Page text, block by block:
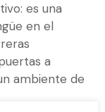
es una
en el
a
ambiente de